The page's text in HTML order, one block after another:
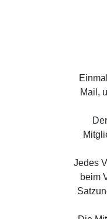
(2)
Mail,
(3)
(4)
beim